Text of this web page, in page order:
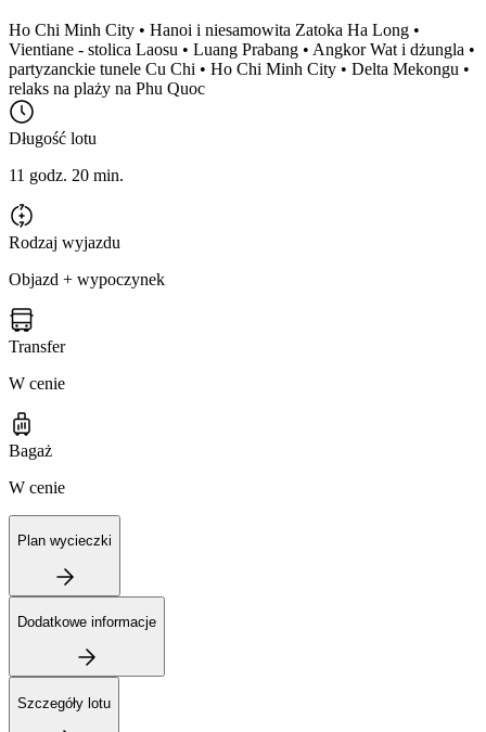
Ho Chi Minh City • Hanoi i niesamowita Zatoka Ha Long •
Vientiane - stolica Laosu • Luang Prabang • Angkor Wat i dżungla •
partyzanckie tunele Cu Chi • Ho Chi Minh City • Delta Mekongu •
relaks na plaży na Phu Quoc
Długość lotu
11 godz. 20 min.
Rodzaj wyjazdu
Objazd + wypoczynek
Transfer
W cenie
Bagaż
W cenie
Plan wycieczki
Dodatkowe informacje
Szczegóły lotu